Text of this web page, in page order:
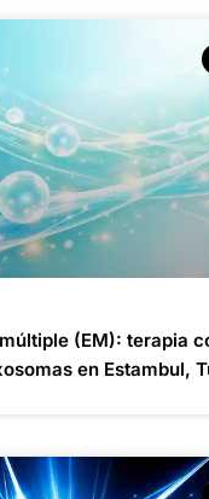
(EM): terapia
en Estambul,